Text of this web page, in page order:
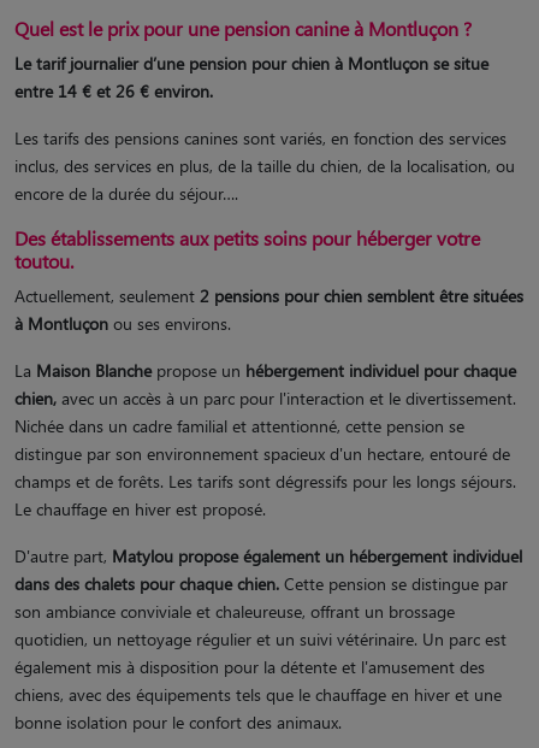
Quel est le prix pour une pension canine à Montluçon ?
Le tarif journalier d’une pension pour chien à Montluçon se situe
entre 14 € et 26 € environ.
Les tarifs des pensions canines sont variés, en fonction des services
inclus, des services en plus, de la taille du chien, de la localisation, ou
encore de la durée du séjour….
Des établissements aux petits soins pour héberger votre
toutou.
Actuellement, seulement 2 pensions pour chien semblent être situées
à Montluçon ou ses environs.
La Maison Blanchepropose un hébergement individuel pour chaque
chien, avec un accès à un parc pour l'interaction et le divertissement.
Nichée dans un cadre familial et attentionné, cette pension se
distingue par son environnement spacieux d'un hectare, entouré de
champs et de forêts. Les tarifs sont dégressifs pour les longs séjours.
Le chauffage en hiver est proposé.
D'autre part, Matylou propose également un hébergement individuel
dans des chalets pour chaque chien. Cette pension se distingue par
son ambiance conviviale et chaleureuse, offrant un brossage
quotidien, un nettoyage régulier et un suivi vétérinaire. Un parc est
également mis à disposition pour la détente et l'amusement des
chiens, avec des équipements tels que le chauffage en hiver et une
bonne isolation pour le confort des animaux.